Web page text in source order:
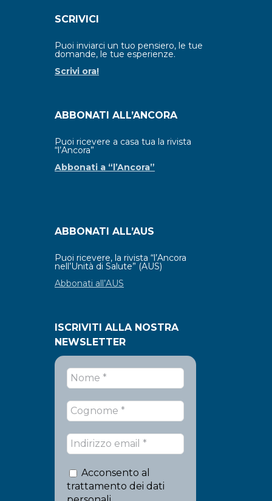
SCRIVICI
Puoi inviarci un tuo pensiero, le tue
domande, le tue esperienze.
Scrivi ora!
ABBONATI ALL’ANCORA
Puoi ricevere a casa tua la rivista
“l’Ancora”
Abbonati a “l’Ancora”
ABBONATI ALL’AUS
Puoi ricevere, la rivista “l’Ancora
nell’Unità di Salute” (AUS)
Abbonati all’AUS
ISCRIVITI ALLA NOSTRA
NEWSLETTER
Acconsento al
trattamento dei dati